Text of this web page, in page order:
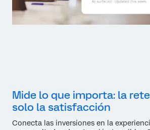
Mide lo que importa: la
solo la satisfacción
Conecta las inversiones en la